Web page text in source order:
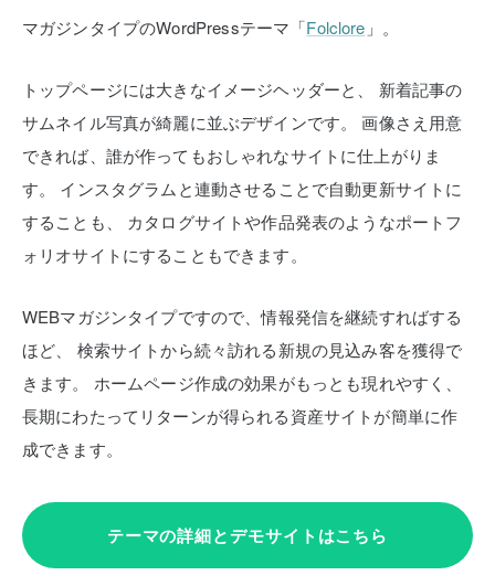
マガジンタイプのWordPressテーマ「Folclore 」。
トップページには大きなイメージヘッダーと、
新着記事の
サムネイル写真が綺麗に並ぶデザインです。
画像さえ用意
できれば、誰が作ってもおしゃれなサイトに仕上がりま
す。
インスタグラムと連動させることで自動更新サイトに
することも、
カタログサイトや作品発表のようなポートフ
ォリオサイトにすることもできます。
WEBマガジンタイプですので、情報発信を継続すればする
ほど、
検索サイトから続々訪れる新規の見込み客を獲得で
きます。
ホームページ作成の効果がもっとも現れやすく、
長期にわたってリターンが得られる資産サイトが簡単に作
成できます。
テーマの詳細とデモサイトはこちら